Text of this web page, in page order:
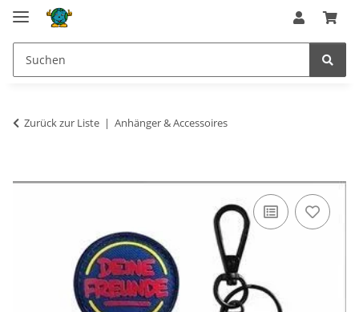
Zurück zur Liste Anhänger & Accessoires